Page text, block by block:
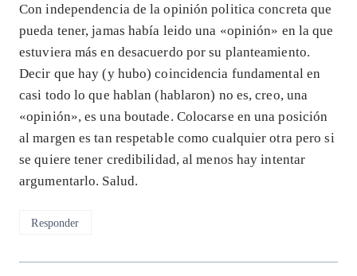
Con independencia de la opinión politica concreta que
pueda tener, jamas había leido una «opinión» en la que
estuviera más en desacuerdo por su planteamiento.
Decir que hay (y hubo) coincidencia fundamental en
casi todo lo que hablan (hablaron) no es, creo, una
«opinión», es una boutade. Colocarse en una posición
al margen es tan respetable como cualquier otra pero si
se quiere tener credibilidad, al menos hay intentar
argumentarlo. Salud.
Responder